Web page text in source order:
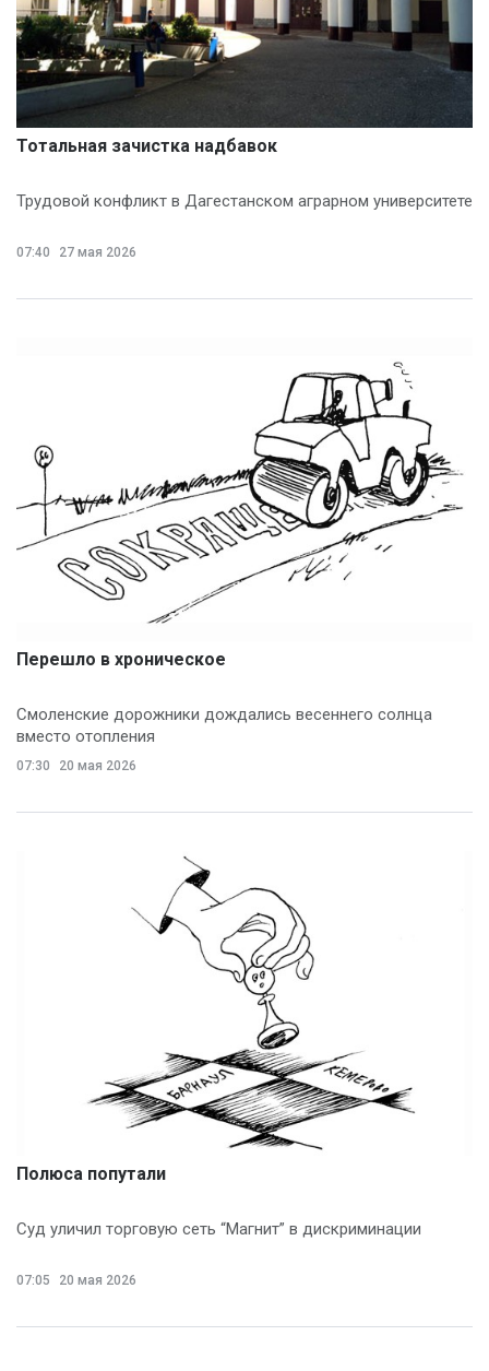
Тотальная зачистка надбавок
Трудовой конфликт в Дагестанском аграрном университете
07:40 27 мая 2026
Перешло в хроническое
Смоленские дорожники дождались весеннего солнца
вместо отопления
07:30 20 мая 2026
Полюса попутали
Суд уличил торговую сеть “Магнит” в дискриминации
07:05 20 мая 2026